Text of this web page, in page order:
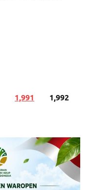
1,991
1,992